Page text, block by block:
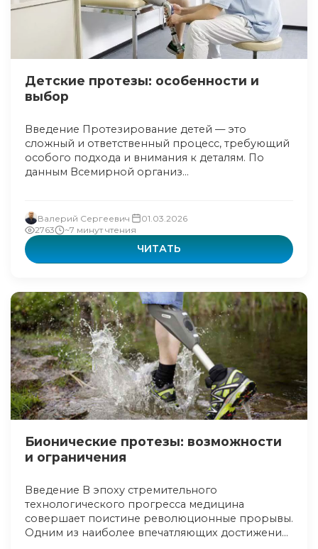
Детские протезы: особенности и
выбор
Введение Протезирование детей — это
сложный и ответственный процесс, требующий
особого подхода и внимания к деталям. По
данным Всемирной организ...
Валерий Сергеевич
01.03.2026
2763
~7 минут чтения
ЧИТАТЬ
Бионические протезы: возможности
и ограничения
Введение В эпоху стремительного
технологического прогресса медицина
совершает поистине революционные прорывы.
Одним из наиболее впечатляющих достижени...